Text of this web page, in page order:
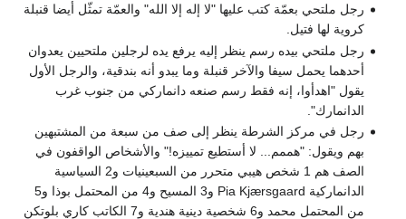
رجل ملتحي بعمّة كتب عليها "لا إله إلا الله" والعمّة تمثّل أيضا قنبلة
كروية لها فتيل.
رجل ملتحي بيده رسم ينظر إليه يرفع يده لرجلين ملتحيين يعدوان
أحدهما يحمل سيفا والآخر قنبلة وما يبدو أنه بندقية، والرجل الأول
يقول "اهدأوا، إنه فقط رسم صنعه دانماركي من جنوب غرب
الدانمارك".
رجل في مركز الشرطة ينظر إلى صف من سبعة من المشتبهين
بهم ويقول: "هممم... لا أستطيع تمييزه!" والأشخاص الواقفون في
الصف هم 1 شخص هيبي متحرر من السبعينيات و2 السياسية
الدانماركية Pia Kjærsgaard و3 المسيح و4 من المحتمل بوذا و5
من المحتمل محمد و6 شخصية دينية هندية و7 الكاتب كاري بلوتكن